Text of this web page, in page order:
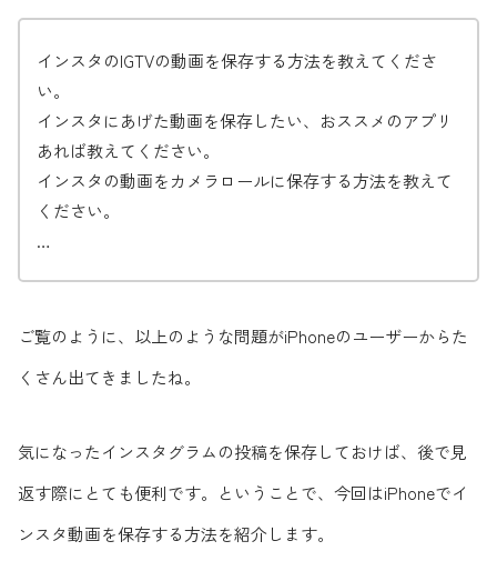
インスタのIGTVの動画を保存する方法を教えてくださ
い。
インスタにあげた動画を保存したい、おススメのアプリ
あれば教えてください。
インスタの動画をカメラロールに保存する方法を教えて
ください。
…
ご覧のように、以上のような問題がiPhoneのユーザーからた
くさん出てきましたね。
気になったインスタグラムの投稿を保存しておけば、後で見
返す際にとても便利です。ということで、今回はiPhoneでイ
ンスタ動画を保存する方法を紹介します。